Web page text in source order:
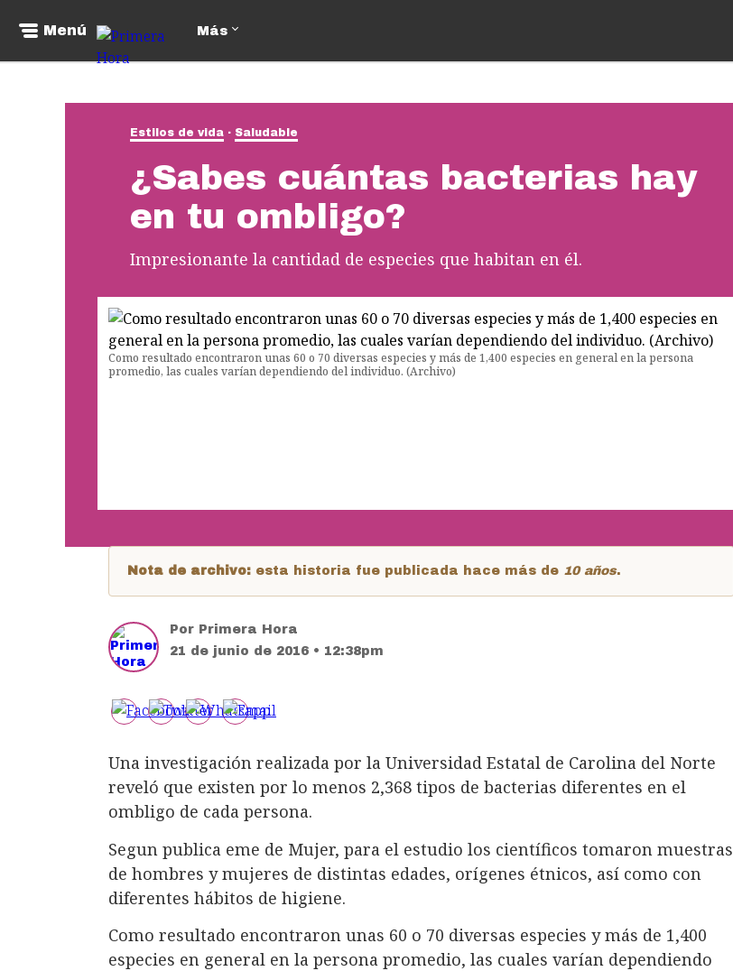
Menú Más
Estilos de vida Saludable
¿Sabes cuántas bacterias hay
en tu ombligo?
Impresionante la cantidad de especies que habitan en él.
Como resultado encontraron unas 60 o 70 diversas especies y más de 1,400 especies en general en la persona
promedio, las cuales varían dependiendo del individuo. (Archivo)
Nota de archivo: esta historia fue publicada hace más de 10 años.
Por Primera Hora
21 de junio de 2016 • 12:38pm
Una investigación realizada por la Universidad Estatal de Carolina del Norte
reveló que existen por lo menos 2,368 tipos de bacterias diferentes en el
ombligo de cada persona.
Segun publica eme de Mujer, para el estudio los científicos tomaron muestras
de hombres y mujeres de distintas edades, orígenes étnicos, así como con
diferentes hábitos de higiene.
Como resultado encontraron unas 60 o 70 diversas especies y más de 1,400
especies en general en la persona promedio, las cuales varían dependiendo